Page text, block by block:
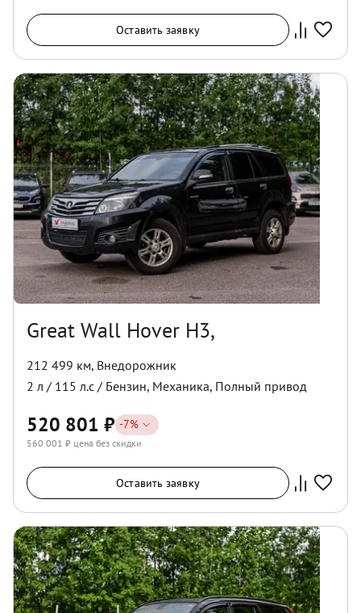
Оставить заявку
Great Wall Hover H3,
212 499 км, Внедорожник
2 л / 115 л.с / Бензин, Механика, Полный привод
520 801 ₽ -7%
560 001 ₽ цена без скидки
Оставить заявку